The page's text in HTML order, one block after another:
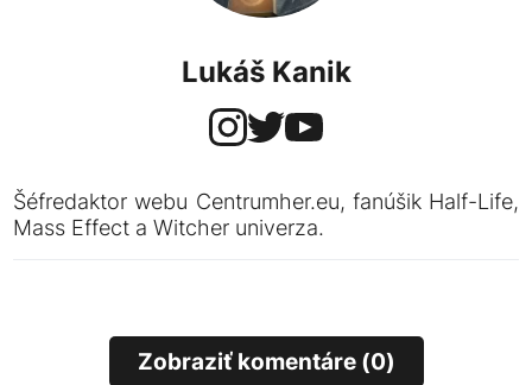
Lukáš Kanik
Šéfredaktor webu Centrumher.eu, fanúšik Half-Life,
Mass Effect a Witcher univerza.
Zobraziť komentáre (0)